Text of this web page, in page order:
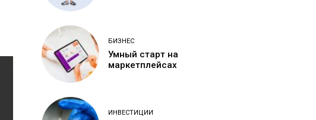
БИЗНЕС
Умный старт на
маркетплейсах
ИНВЕСТИЦИИ